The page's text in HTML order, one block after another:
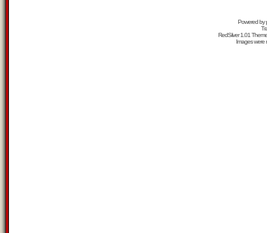
Powered by
RedSilver 1.01
Images were